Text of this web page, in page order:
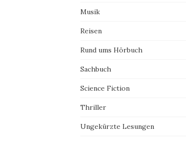
Musik
Reisen
Rund ums Hörbuch
Sachbuch
Science Fiction
Thriller
Ungekürzte Lesungen